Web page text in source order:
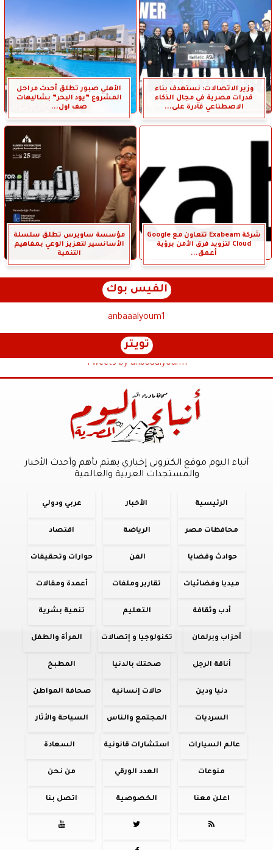
وزير الاتصالات: نستهدف بناء
قدرات مصرية في مجال الذكاء
الاصطناعي قادرة على...
الأهلي صبور تطلق أحدث مراحل
المشروع ”يود البحر” بشاليهات
صف اول...
شركة Exabeam تتعاون مع Google
Cloud لتزويد فرق الأمن برؤية
أعمق...
مؤسسة ساويرس تطلق سلسلة
الأسانسير لتعزيز الوعي بمفاهيم
التنمية
الفيس بوك
anbaaalyoum1
تويتر
Tweets by anbaaalyoum1
أنباء اليوم موقع الكترونى إخباري يهتم بأهم وأحدث الأخبار
والمستجدات العربية والعالمية
الرئيسية الأخبار عربي ودولي
محافظات مصر الرياضة اقتصاد
حوادث وقضايا الفن حوارات وتحقيقات
ميديا وفضائيات تقارير وملفات أعمدة ومقالات
أدب وثقافة التعليم تنمية بشرية
أحزاب وبرلمان تكنولوجيا و إتصالات المرأة والطفل
أناقة الرجل صحتك بالدنيا المطبخ
دنيا ودين حالات إنسانية صحافة المواطن
السرديات المجتمع والناس السياحة والأثار
عالم السيارات استشارات قانونية السعادة
منوعات العدد الورقي من نحن
اعلن معنا الخصوصية اتصل بنا


